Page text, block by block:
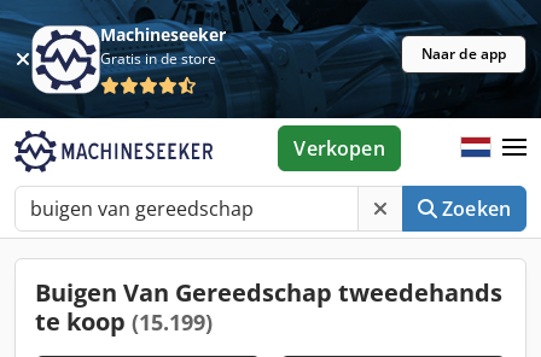
Machineseeker
Gratis in de store Naar de app
Zoeken
Verkopen
Buigen Van Gereedschap tweedehands
te koop (15.199)